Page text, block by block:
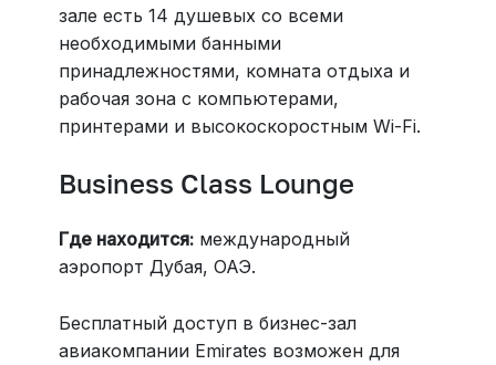
зале есть 14 душевых со всеми
необходимыми банными
принадлежностями, комната отдыха и
рабочая зона с компьютерами,
принтерами и высокоскоростным Wi-Fi.
Business Class Lounge
Где находится:международный
аэропорт Дубая, ОАЭ.
Бесплатный доступ в бизнес-зал
авиакомпании Emirates возможен для